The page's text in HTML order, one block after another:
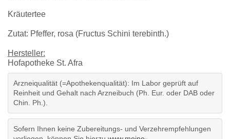
Kräutertee
Zutat: Pfeffer, rosa (Fructus Schini terebinth.)
Hersteller:
Hofapotheke St. Afra
Arzneiqualität (=Apothekenqualität): Im Labor geprüft auf
Reinheit und Gehalt nach Arzneibuch (Ph. Eur. oder DAB oder
Chin. Ph.).
Sofern Ihnen keine Zubereitungs- und Verzehrempfehlungen